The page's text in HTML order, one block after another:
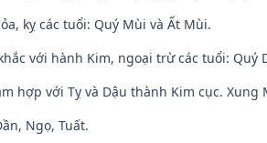
kỵ các tuổi: Quý Mùi và Ất Mùi.
với hành Kim, ngoại trừ các tuổi: Quý
hợp với Tỵ và Dậu thành Kim cục.
Ngọ, Tuất.